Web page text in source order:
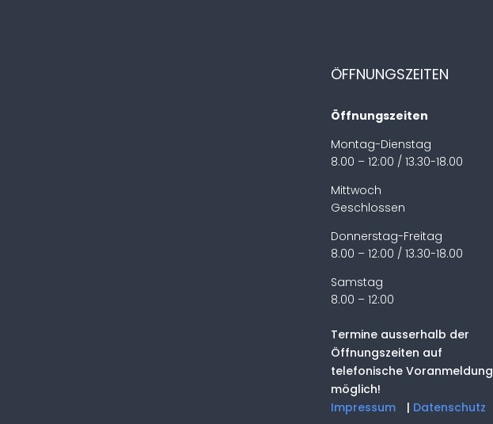
ÖFFNUNGSZEITEN
Öffnungszeiten
Montag-Dienstag
8.00 – 12:00 / 13.30-18.00
Mittwoch
Geschlossen
Donnerstag-Freitag
8.00 – 12:00 / 13.30-18.00
Samstag
8.00 – 12:00
Termine ausserhalb der
Öffnungszeiten auf
telefonische Voranmeldung
möglich!
Impressum
| Datenschutz